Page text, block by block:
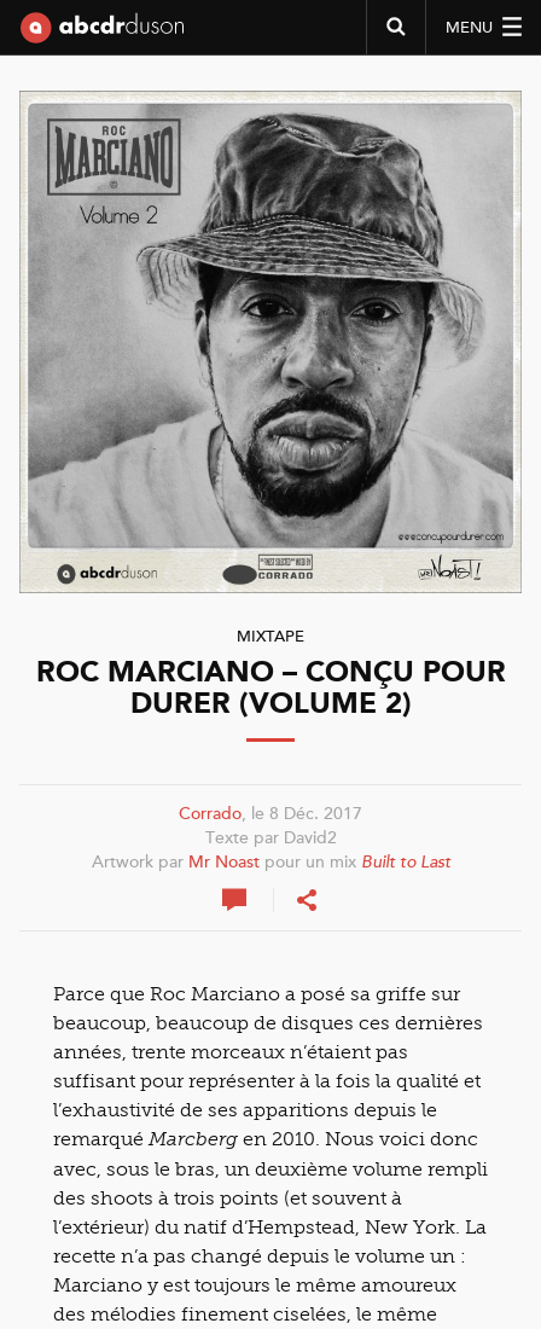
MENU
MIXTAPE
ROC MARCIANO – CONÇU POUR
DURER (VOLUME 2)
Corrado, le 8 Déc. 2017
Texte par David2
Artwork par Mr Noastpour un mix Built to Last
Parce que Roc Marciano a posé sa griffe sur
beaucoup, beaucoup de disques ces dernières
années, trente morceaux n’étaient pas
suffisant pour représenter à la fois la qualité et
l’exhaustivité de ses apparitions depuis le
remarqué Marcberg en 2010. Nous voici donc
avec, sous le bras, un deuxième volume rempli
des shoots à trois points (et souvent à
l’extérieur) du natif d’Hempstead, New York. La
recette n’a pas changé depuis le volume un :
Marciano y est toujours le même amoureux
des mélodies finement ciselées, le même